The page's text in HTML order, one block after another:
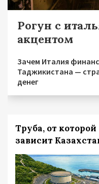
Рогун с
акцентом
Зачем Италия
Таджикистана —
денег
Труба, от которой
зависит